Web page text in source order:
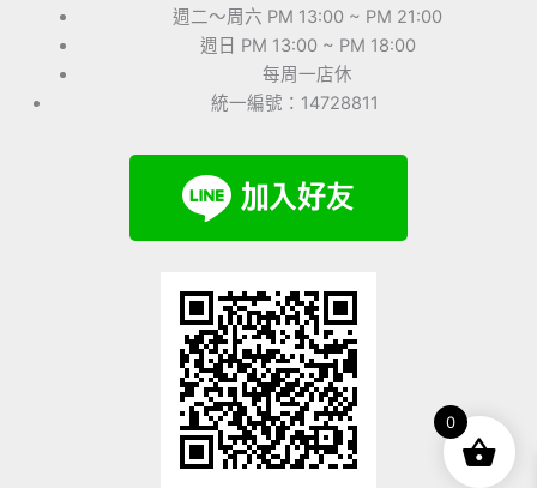
週二～周六 PM 13:00 ~ PM 21:00
週日 PM 13:00 ~ PM 18:00
每周一店休
統一編號：14728811
0